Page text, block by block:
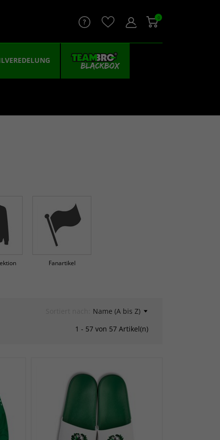
0
Fanartikel
Name (A bis Z)
1 - 57 von 57 Artikel(n)